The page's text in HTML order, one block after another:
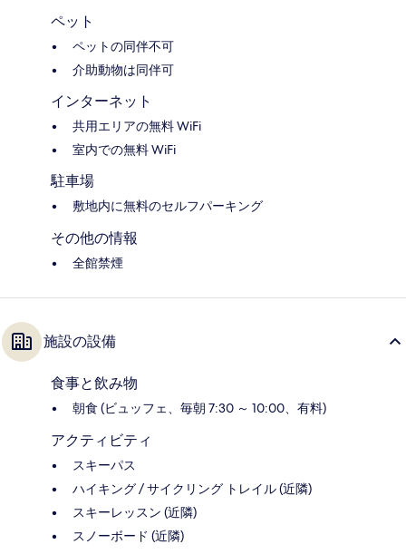
ペット
ペットの同伴不可
介助動物は同伴可
インターネット
共用エリアの無料 WiFi
室内での無料 WiFi
駐車場
敷地内に無料のセルフパーキング
その他の情報
全館禁煙
施設の設備
食事と飲み物
朝食 (ビュッフェ、毎朝 7:30 ～ 10:00、有料)
アクティビティ
スキーパス
ハイキング / サイクリング トレイル (近隣)
スキーレッスン (近隣)
スノーボード (近隣)